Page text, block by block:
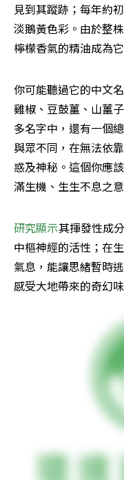
見到其蹤跡；每年約
淡鵝黃色彩。由於整
檸檬香氣的精油成為
你可能聽過它的中文
雞椒、豆鼓薑、山薑
多名字中，還有一個
與眾不同，在無法依
惑及神秘。這個你應
滿生機、生生不息之
研究顯示其揮發性成
中樞神經的活性；在
氣息，能讓思緒暫時
感受大地帶來的奇幻